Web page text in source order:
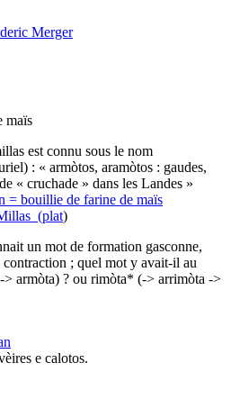
Merger
maïs
est connu sous le nom
: « armòtos, aramòtos : gaudes,
« cruchade » dans les Landes »
= bouillie de farine de maïs
)
un mot de formation gasconne,
contraction ; quel mot y avait-il au
> armòta) ? ou rimòta* (-> arrimòta ->
e calotos.